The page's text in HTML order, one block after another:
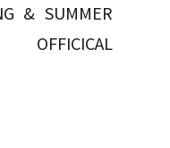
& SUMMER